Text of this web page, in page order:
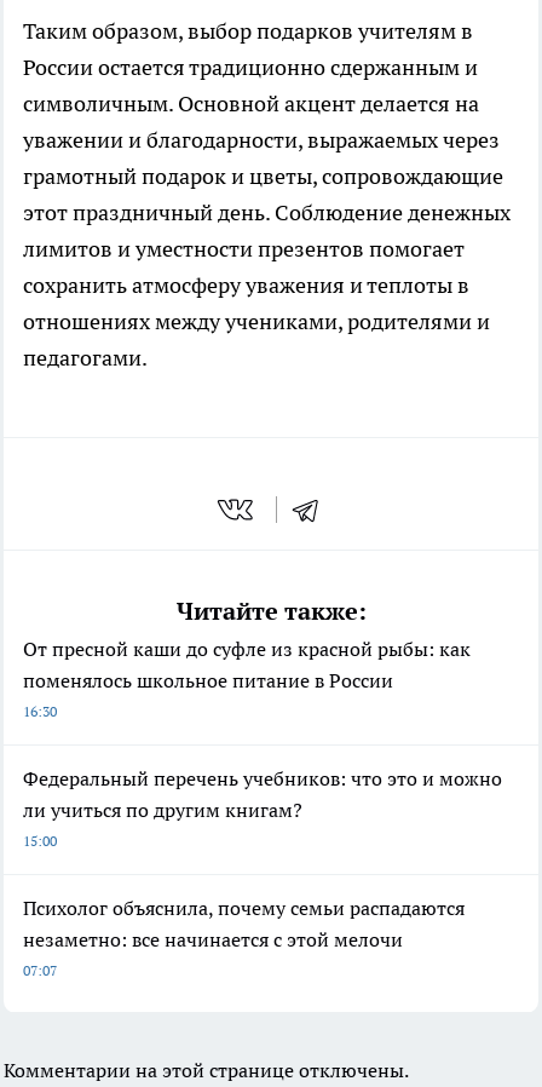
Таким образом, выбор подарков учителям в
России остается традиционно сдержанным и
символичным. Основной акцент делается на
уважении и благодарности, выражаемых через
грамотный подарок и цветы, сопровождающие
этот праздничный день. Соблюдение денежных
лимитов и уместности презентов помогает
сохранить атмосферу уважения и теплоты в
отношениях между учениками, родителями и
педагогами.
Читайте также:
От пресной каши до суфле из красной рыбы: как
поменялось школьное питание в России
16:30
Федеральный перечень учебников: что это и можно
ли учиться по другим книгам?
15:00
Психолог объяснила, почему семьи распадаются
незаметно: все начинается с этой мелочи
07:07
Комментарии на этой странице отключены.